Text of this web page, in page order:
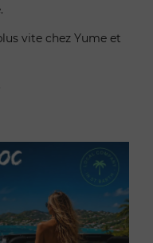
vite chez Yume et